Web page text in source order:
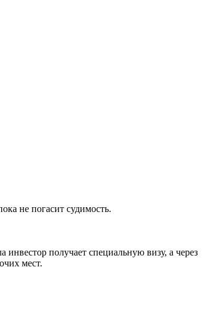
не погасит судимость.
получает специальную визу, а через
мест.